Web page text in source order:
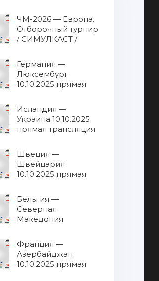
ЧМ-2026 — Европа.
Отборочный турнир
/ СИМУЛКАСТ /
10.10.2025 / Все
матчи в одном
эфире 10.10.2025
прямая трансляция
Германия —
Люксембург
10.10.2025 прямая
Исландия —
Украина 10.10.2025
прямая трансляция
Швеция —
Швейцария
10.10.2025 прямая
Бельгия —
Северная
Македония
трансляция
Франция —
Азербайджан
10.10.2025 прямая